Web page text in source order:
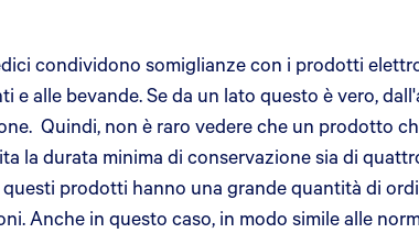
condividono somiglianze con i prodotti
alle bevande. Se da un lato questo è vero,
Quindi, non è raro vedere che un prodotto
la durata minima di conservazione sia di
prodotti hanno una grande quantità di
Anche in questo caso, in modo simile alle